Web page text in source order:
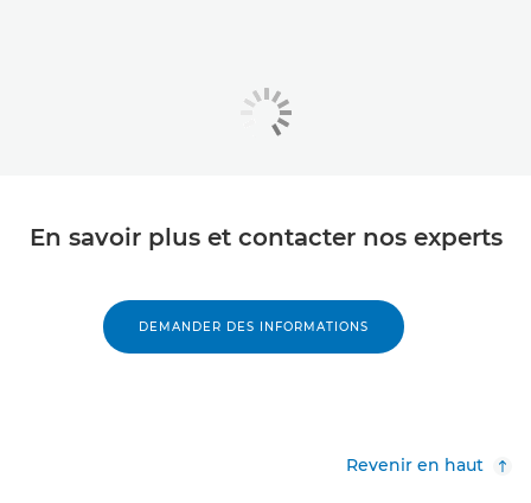
En savoir plus et contacter nos experts
DEMANDER DES INFORMATIONS
Revenir en haut